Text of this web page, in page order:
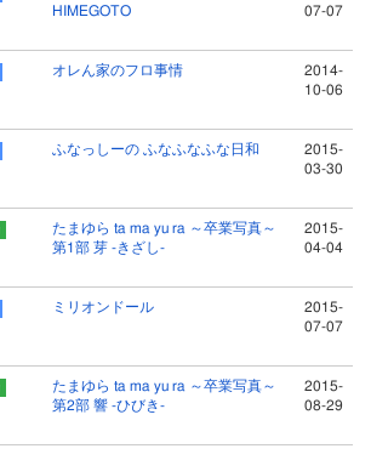
HIMEGOTO
07-07
オレん家のフロ事情
2014-
10-06
ふなっしーの ふなふなふな日和
2015-
03-30
たまゆら ta ma yu ra ～卒業写真～
第1部 芽 -きざし-
2015-
04-04
ミリオンドール
2015-
07-07
たまゆら ta ma yu ra ～卒業写真～
第2部 響 -ひびき-
2015-
08-29